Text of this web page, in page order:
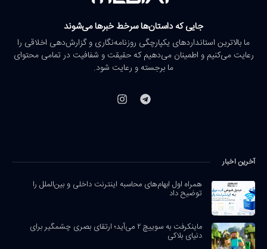
جایی که داستان‌ها سرخط خبرها می‌شوند
ما بالاترین استانداردهای یکپارچگی روزنامه‌نگاری و گزارش‌دهی اخلاقی را
رعایت می‌کنیم و اطمینان می‌دهیم که حقیقت و شفافیت در تمامی محتوای
ما برجسته و رعایت شود.
آخرین اخبار
همراه اول ابهام‌های محاسبه اینترنت داخلی و بین‌الملل را
توضیح داد
ماینکرفت به سوییچ ۲ می‌آید؛ ارتقای بصری چشمگیر برای
دنیای بلاکی